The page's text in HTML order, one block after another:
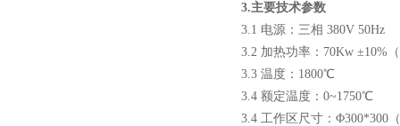
3.主要技术参数
3.1 电源：三相 380V 50Hz
3.2 加热功率：70Kw ±10%
3.3 温度：1800℃
3.4 额定温度：0~1750℃
3.4 工作区尺寸：Φ300*300